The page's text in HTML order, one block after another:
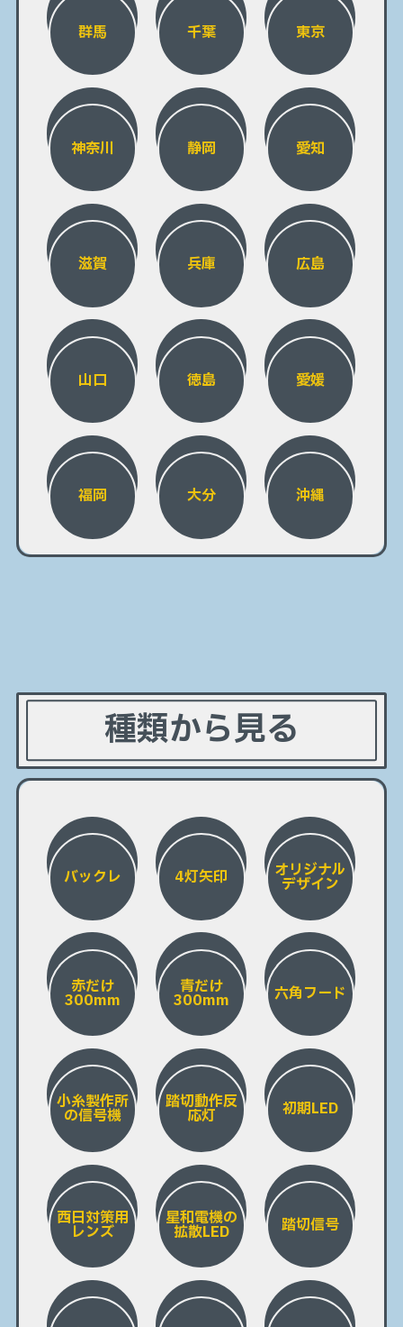
群馬 千葉 東京
神奈川 静岡 愛知
滋賀 兵庫 広島
山口 徳島 愛媛
福岡 大分 沖縄
種類から見る
バックレ 4灯矢印 オリジナル
デザイン
赤だけ
300mm
青だけ
300mm 六角フード
小糸製作所
の信号機
踏切動作反
応灯 初期LED
西日対策用
レンズ
星和電機の
拡散LED 踏切信号